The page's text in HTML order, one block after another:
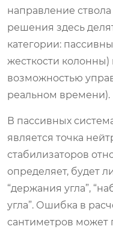
направление
решения здесь
категории:
жесткости
возможностью
реальном времени).
В пассивных
является точка
стабилизаторов
определяет, будет
“держания угла”,
угла”. Ошибка в
сантиметров может